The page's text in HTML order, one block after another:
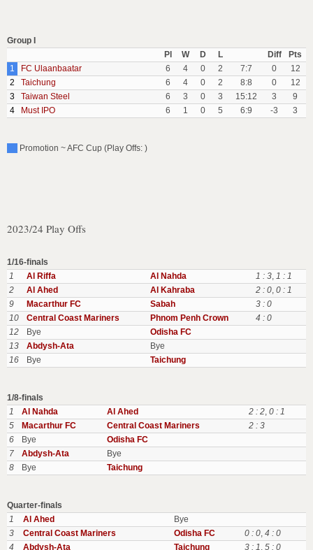
Group I
Pl
W D L Diff
Pts
1
FC Ulaanbaatar 6 4 0 2 7:7 0
12
2
Taichung 6 4 0 2 8:8 0
12
3
Taiwan Steel 6 3 0 3 15:12 3
9
4
Must IPO 6 1 0 5 6:9 -3 3
Promotion ~ AFC Cup (Play Offs: )
2023/24 Play Offs
1/16-finals
1
Al Riffa Al Nahda 1 : 3, 1 : 1
2
Al Ahed Al Kahraba 2 : 0, 0 : 1
9
Macarthur FC Sabah
3 : 0
10
Central Coast Mariners Phnom Penh Crown
4 : 0
12
Bye
Odisha FC
13
Abdysh-Ata
Bye
16
Bye Taichung
1/8-finals
1
Al Nahda Al Ahed 2 : 2, 0 : 1
5
Macarthur FC Central Coast Mariners
2 : 3
6
Bye
Odisha FC
7
Abdysh-Ata
Bye
8
Bye Taichung
Quarter-finals
1
Al Ahed
Bye
3
Central Coast Mariners Odisha FC 0 : 0, 4 : 0
4
Abdysh-Ata Taichung 3 : 1, 5 : 0